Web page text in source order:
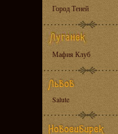
Город Теней
Мафия Клуб
Salute